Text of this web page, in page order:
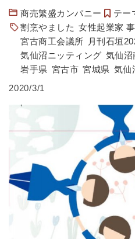
商売繁盛カンパニー
テー
割烹やました 女性起業家
宮古商工会議所
月刊石垣
気仙沼ニッティング 気仙沼
岩手県 宮古市 宮城県 気仙
2020/3/1